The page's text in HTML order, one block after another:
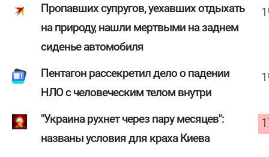
Пропавших супругов, уехавших отдыхать
на природу, нашли мертвыми на заднем
сиденье автомобиля
Пентагон рассекретил дело о падении
НЛО с человеческим телом внутри
"Украина рухнет через пару месяцев":
названы условия для краха Киева